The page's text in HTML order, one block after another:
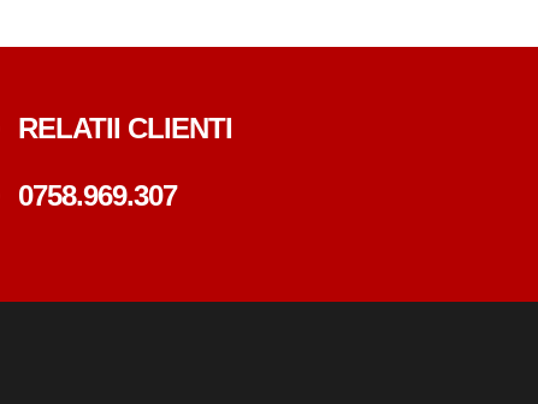
RELATII CLIENTI
0758.969.307